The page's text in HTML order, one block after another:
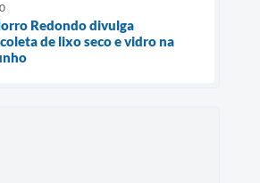
Redondo divulga
de lixo seco e vidro na